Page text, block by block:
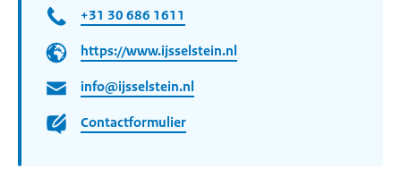
+31 30 686 1611
https://www.ijsselstein.nl
info@ijsselstein.nl
Contactformulier